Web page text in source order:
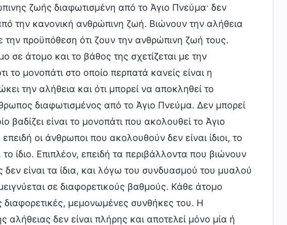
ζωής διαφωτισμένη από το Άγιο Πνεύμα· δεν
την κανονική ανθρώπινη ζωή. Βιώνουν την αλήθεια
προϋπόθεση ότι ζουν την ανθρώπινη ζωή τους.
σε άτομο και το βάθος της σχετίζεται με την
το μονοπάτι στο οποίο περπατά κανείς είναι η
την αλήθεια και ότι μπορεί να αποκληθεί το
διαφωτισμένος από το Άγιο Πνεύμα. Δεν μπορεί
βαδίζει είναι το μονοπάτι που ακολουθεί το Άγιο
οι άνθρωποι που ακολουθούν δεν είναι ίδιοι, το
ίδιο. Επιπλέον, επειδή τα περιβάλλοντα που βιώνουν
δεν είναι τα ίδια, και λόγω του συνδυασμού του μυαλού
σε διαφορετικούς βαθμούς. Κάθε άτομο
διαφορετικές, μεμονωμένες συνθήκες του. Η
δεν είναι πλήρης και αποτελεί μόνο μία ή